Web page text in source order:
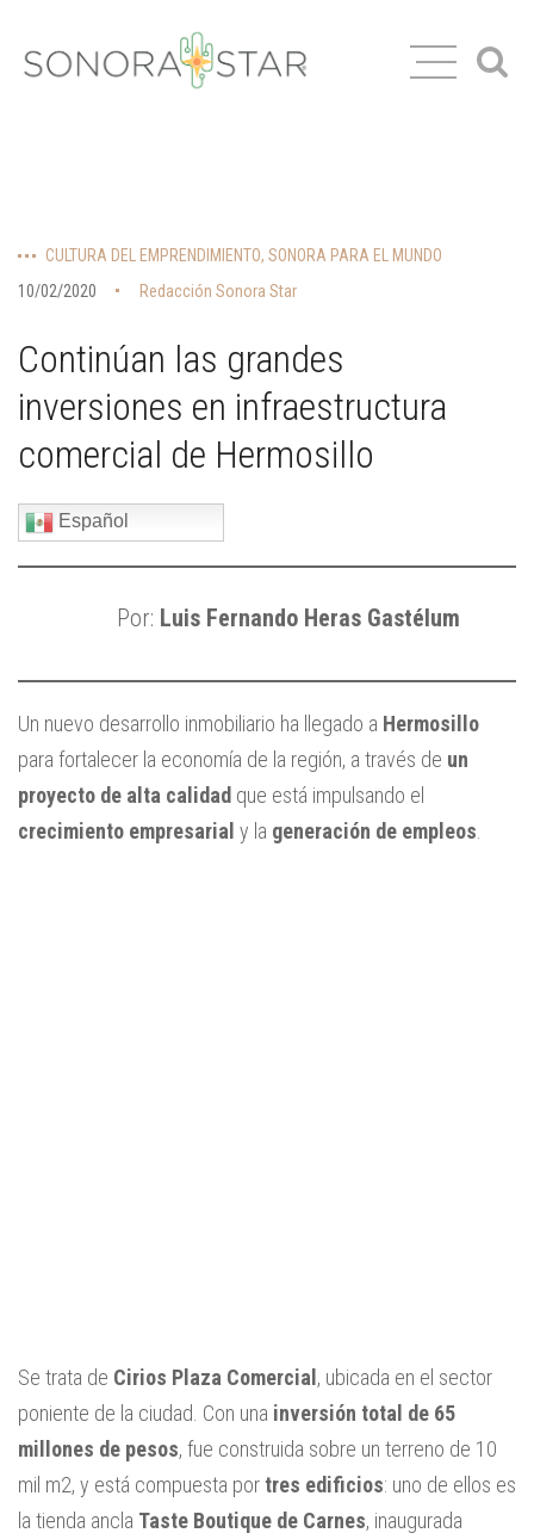
CULTURA DEL EMPRENDIMIENTO, SONORA PARA EL MUNDO
10/02/2020
Redacción Sonora Star
Continúan las grandes
inversiones en infraestructura
comercial de Hermosillo
Español
Por: Luis Fernando Heras Gastélum
Un nuevo desarrollo inmobiliario ha llegado a Hermosillo
para fortalecer la economía de la región, a través de un
proyecto de alta calidad que está impulsando el
crecimiento empresarial y la generación de empleos.
Se trata de Cirios Plaza Comercial , ubicada en el sector
poniente de la ciudad. Con una inversión total de 65
millones de pesos, fue construida sobre un terreno de 10
mil m2, y está compuesta por tres edificios: uno de ellos es
la tienda ancla Taste Boutique de Carnes, inaugurada